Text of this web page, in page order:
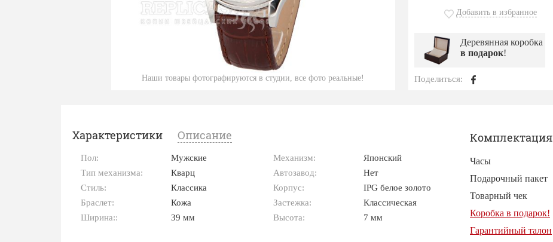
Наши товары фотографируются в студии, все фото реальные!
Добавить в избранное
Деревянная коробка
в подарок!
Поделиться:
Характеристики Описание
Пол: Мужские Механизм:
Японский
Тип механизма:
Кварц Автозавод:
Нет
Стиль:
Классика Корпус:
IPG белое золото
Браслет:
Кожа Застежка:
Классическая
Ширина::
39 мм Высота: 7 мм
Комплектация
Часы
Подарочный пакет
Товарный чек
Коробка в подарок!
Гарантийный талон